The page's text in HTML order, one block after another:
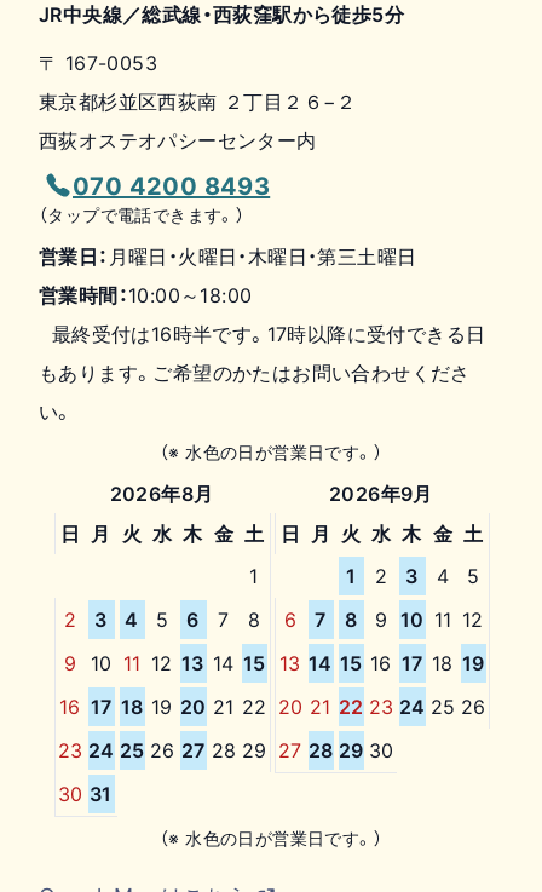
JR中央線／総武線・西荻窪駅から徒歩5分
〒 167-0053
東京都杉並区西荻南 ２丁目２６−２
西荻オステオパシーセンター内
070 4200 8493
（タップで電話できます。）
営業日： 月曜日・火曜日・木曜日・第三土曜日
営業時間：10:00～18:00
最終受付は16時半です。17時以降に受付できる日
もあります。ご希望のかたはお問い合わせくださ
い。
（※ 水色の日が営業日です。）
2026年8月
日
月 火 水 木 金 土
1
2
3 4 5 6 7
8
9
10 11 12 13 14 15
16 17 18 19 20 21 22
23 24 25 26 27 28 29
30 31
2026年9月
日
月 火 水 木 金 土
1
2 3 4
5
6
7 8 9 10 11 12
13 14 15 16 17 18 19
20 21 22 23 24 25 26
27 28 29 30
（※ 水色の日が営業日です。）